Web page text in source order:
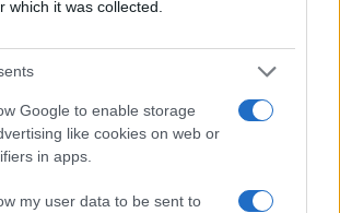
which it was collected.
Google to enable storage
like cookies on web or
in apps.
my user data to be sent to